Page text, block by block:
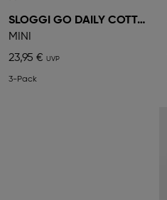
SLOGGI GO DAILY COTTON
MINI
23,95 €
3-Pack